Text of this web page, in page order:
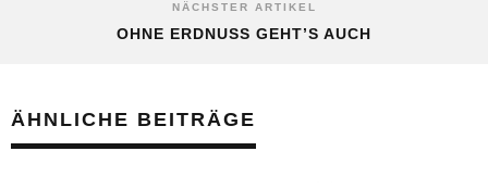
NÄCHSTER ARTIKEL
OHNE ERDNUSS GEHT’S AUCH
ÄHNLICHE BEITRÄGE